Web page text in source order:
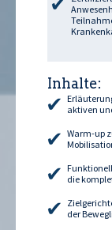
Inhalte:
aktiven
Warm-up
die
der